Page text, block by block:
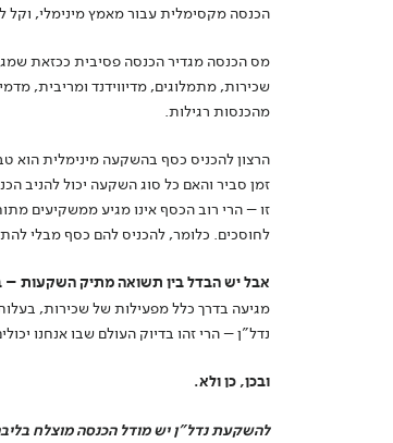
הכנסה מקסימלית עבור מאמץ מינימלי, וקל
מס הכנסה מגדיר הכנסה פסיבית ככזאת
שכירות, מתמלוגים, מדיווידנד ומריבית,
מהכנסות רגילות.
הרצון להכניס כסף בהשקעה מינימלית הוא
זמן סביר והאם כל סוג השקעה יכול להניב
זו – הרי רוב הכסף אינו מגיע ממשקיעים
לחוסכים. כלומר, להכניס להם כסף מבלי
אבל יש הבדל בין תשואה מתיק השקעות –
מגיעה בדרך כלל מפעילות של שכירות,
נדל"ן – הרי זהו בדיוק העולם שבו אנחנו
ובכן, כן ולא.
להשקעת נדל"ן יש מודל הכנסה מוצלח